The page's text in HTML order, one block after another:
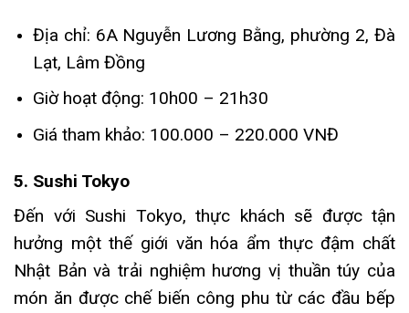
Địa chỉ: 6A Nguyễn Lương Bằng, phường 2, Đà
Lạt, Lâm Đồng
Giờ hoạt động: 10h00 – 21h30
Giá tham khảo: 100.000 – 220.000 VNĐ
5. Sushi Tokyo
Đến với Sushi Tokyo, thực khách sẽ được tận
hưởng một thế giới văn hóa ẩm thực đậm chất
Nhật Bản và trải nghiệm hương vị thuần túy của
món ăn được chế biến công phu từ các đầu bếp